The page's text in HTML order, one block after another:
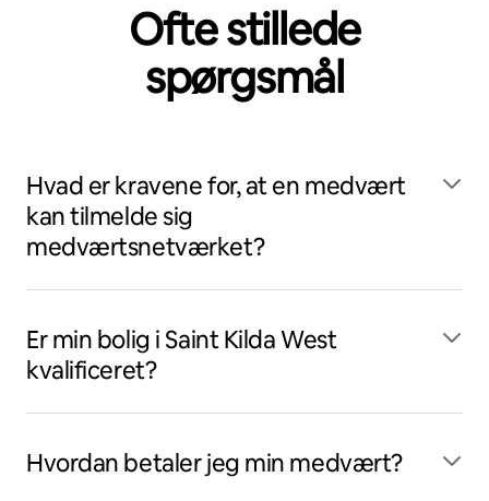
Ofte stillede
spørgsmål
Hvad er kravene for, at en medvært
kan tilmelde sig
medværtsnetværket?
Er min bolig i Saint Kilda West
kvalificeret?
Hvordan betaler jeg min medvært?